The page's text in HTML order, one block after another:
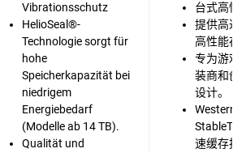
Vibrationsschutz
HelioSeal®-
Technologie sorgt für
hohe
Speicherkapazität bei
niedrigem
Energiebedarf
(Modelle ab 14 TB).
Qualität und
台式高
提供高
高性能
专为游
装商和
设计。
速缓存